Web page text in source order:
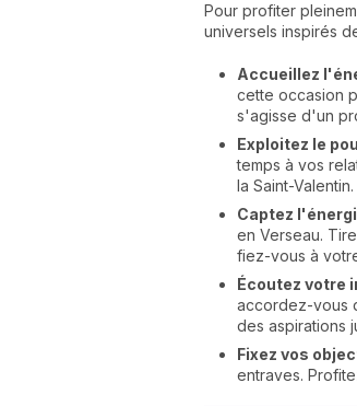
Pour profiter
universels inspirés
Accueillez
cette occasion
s'agisse d'un
Exploitez le
temps à vos
la Saint-Valentin.
Captez
en Verseau.
fiez-vous à
Écoutez votre
accordez-vous
des aspirations
Fixez vos
entraves.